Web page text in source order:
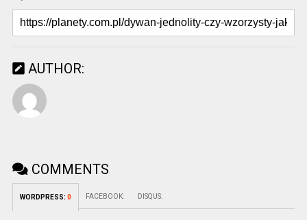
AUTHOR:
COMMENTS
WORDPRESS: 0 FACEBOOK: DISQUS: